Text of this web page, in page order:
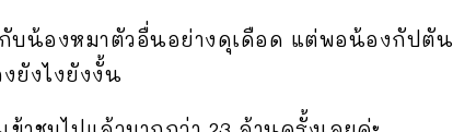
บน้องหมาตัวอื่นอย่างดุเดือด แต่พอน้องกัปตัน
ยังไงยังงั้น